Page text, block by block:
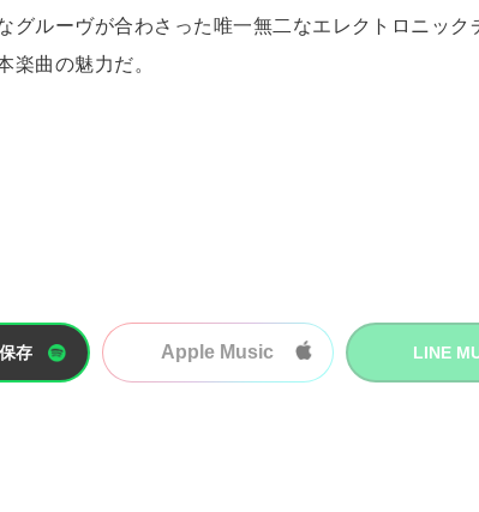
グルーヴが合わさった唯一無二なエレクトロニッ
楽曲の魅力だ。
存 Apple Music LINE